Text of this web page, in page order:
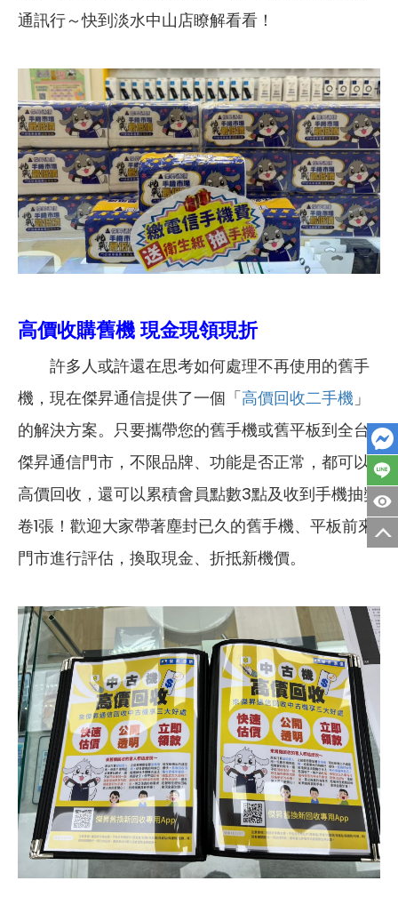
通訊行～快到淡水中山店瞭解看看！
高價收購舊機 現金現領現折
許多人或許還在思考如何處理不再使用的舊手
機，現在傑昇通信提供了一個「高價回收二手機 」
的解決方案。只要攜帶您的舊手機或舊平板到全台
傑昇通信門市，不限品牌、功能是否正常，都可以
高價回收，還可以累積會員點數3點及收到手機抽獎
卷1張！歡迎大家帶著塵封已久的舊手機、平板前來
門市進行評估，換取現金、折抵新機價。